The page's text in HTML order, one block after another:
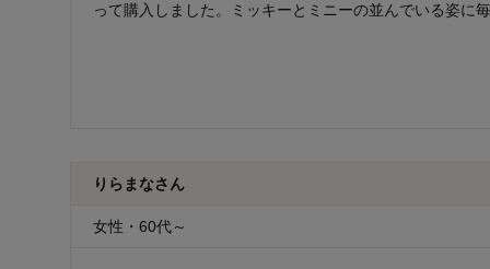
って購入しました。ミッキーとミニーの並んでいる姿に
りらまなさん
女性・60代～